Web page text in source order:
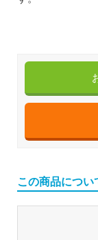
この商品につい